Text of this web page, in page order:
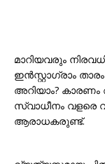
മാറിയവരും
ഇൻസ്റ്റാഗ്രാം
അറിയാം?
സ്വാധീനം വളരെ
ആരാധകരുണ്ട്.